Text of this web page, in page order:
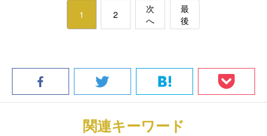
1 2
次
へ
最
後
関連キーワード